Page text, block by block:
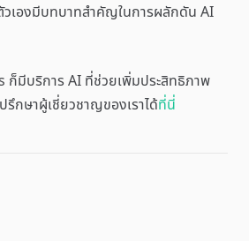
วเองมีบทบาทสำคัญในการผลักดัน AI
มีบริการ AI ที่ช่วยเพิ่มประสิทธิภาพ
รึกษาผู้เชี่ยวชาญของเราได้ที่นี่